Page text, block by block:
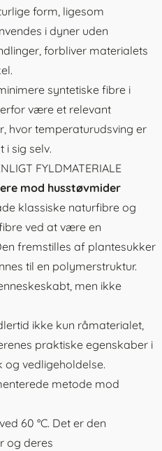
form, ligesom
i dyner uden
forbliver materialets
syntetiske fibre i
være et relevant
hvor temperaturudsving er
i sig selv.
FYLDMATERIALE
mod husstøvmider
klassiske naturfibre og
ved at være en
fremstilles af plantesukker
til en polymerstruktur.
men ikke
ikke kun råmaterialet,
praktiske egenskaber i
vedligeholdelse.
metode mod
60 °C. Det er den
og deres